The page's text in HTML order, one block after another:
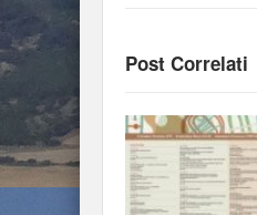
Post Correlati